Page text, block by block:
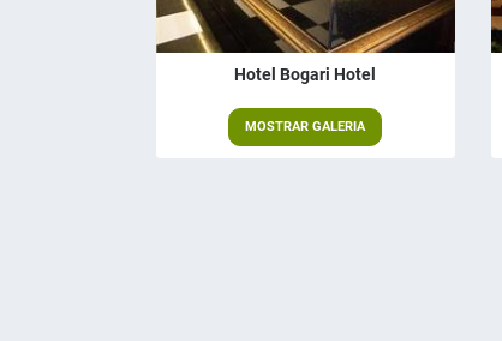
Hotel Bogari Hotel
MOSTRAR GALERIA